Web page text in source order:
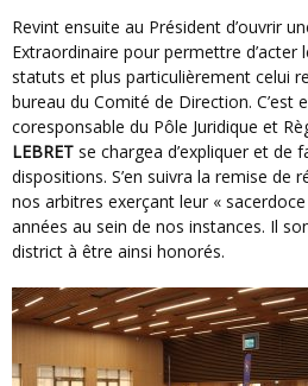
Revint ensuite au Président d’ouvrir une Assemblée Générale
Extraordinaire pour permettre d’acter
statuts et plus particulièrement celui
bureau du Comité de Direction. C’est
coresponsable du Pôle Juridique et
LEBRET se chargea d’expliquer et de
dispositions. S’en suivra la remise de
nos arbitres exerçant leur «
années au sein de nos instances. Il
district à être ainsi honorés.